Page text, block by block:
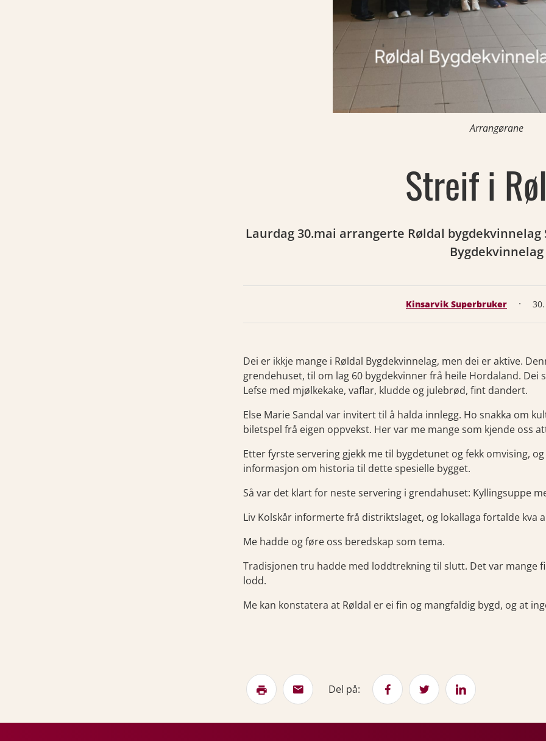
Arrangørane
Streif i
Laurdag 30.mai arrangerte Røldal
Bygdekvinnelag
Kinsarvik Superbruker ·
Dei er ikkje mange i Røldal Bygdekvinnelag, men dei er aktive.
grendehuset, til om lag 60 bygdekvinner frå heile Hordaland.
Lefse med mjølkekake, vaflar, kludde og julebrød, fint dandert.
Else Marie Sandal var invitert til å halda innlegg. Ho snakka om
biletspel frå eigen oppvekst. Her var me mange som kjende oss
Etter fyrste servering gjekk me til bygdetunet og fekk omvising,
informasjon om historia til dette spesielle bygget.
Så var det klart for neste servering i grendahuset: Kyllingsuppe
Liv Kolskår informerte frå distriktslaget, og lokallaga fortalde kva
Me hadde og føre oss beredskap som tema.
Tradisjonen tru hadde med loddtrekning til slutt. Det var mange
lodd.
Me kan konstatera at Røldal er ei fin og mangfaldig bygd, og at
Del på: